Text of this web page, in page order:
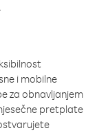
i mobilne
za obnavljanjem
pretplate